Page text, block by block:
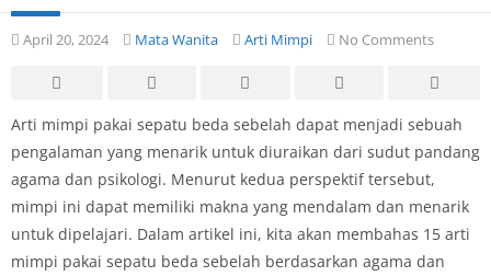
April 20, 2024 Mata Wanita Arti Mimpi No Comments
Arti mimpi pakai sepatu beda sebelah dapat menjadi sebuah
pengalaman yang menarik untuk diuraikan dari sudut pandang
agama dan psikologi. Menurut kedua perspektif tersebut,
mimpi ini dapat memiliki makna yang mendalam dan menarik
untuk dipelajari. Dalam artikel ini, kita akan membahas 15 arti
mimpi pakai sepatu beda sebelah berdasarkan agama dan